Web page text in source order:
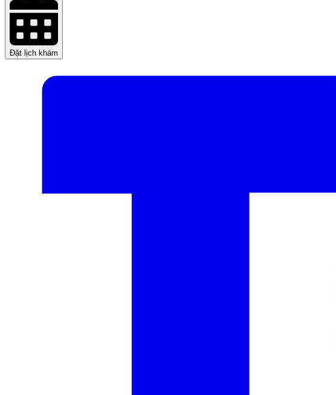
Đặt lịch khám